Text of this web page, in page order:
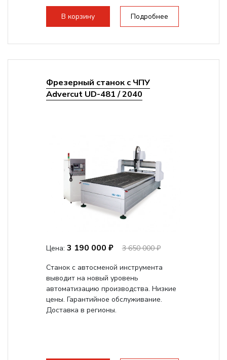
В корзину Подробнее
Фрезерный станок с ЧПУ
Advercut UD-481 / 2040
Цена: 3 190 000 ₽
3 650 000 ₽
Станок с автосменой инструмента
выводит на новый уровень
автоматизацию производства. Низкие
цены. Гарантийное обслуживание.
Доставка в регионы.